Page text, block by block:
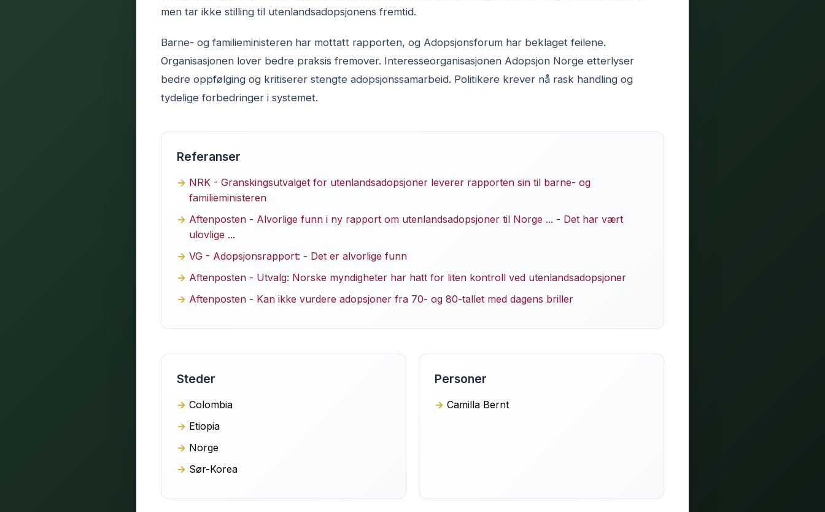
men tar ikke stilling til utenlandsadopsjonens fremtid.
Barne- og familieministeren har mottatt rapporten, og Adopsjonsforum har beklaget feilene.
Organisasjonen lover bedre praksis fremover. Interesseorganisasjonen Adopsjon Norge etterlyser
bedre oppfølging og kritiserer stengte adopsjonssamarbeid. Politikere krever nå rask handling og
tydelige forbedringer i systemet.
Referanser
NRK - Granskingsutvalget for utenlandsadopsjoner leverer rapporten sin til barne- og
familieministeren
Aftenposten - Alvorlige funn i ny rapport om utenlandsadopsjoner til Norge ... - Det har vært
ulovlige ...
VG - Adopsjonsrapport: - Det er alvorlige funn
Aftenposten - Utvalg: Norske myndigheter har hatt for liten kontroll ved utenlandsadopsjoner
Aftenposten - Kan ikke vurdere adopsjoner fra 70- og 80-tallet med dagens briller
Steder
Colombia
Etiopia
Norge
Sør-Korea
Personer
Camilla Bernt